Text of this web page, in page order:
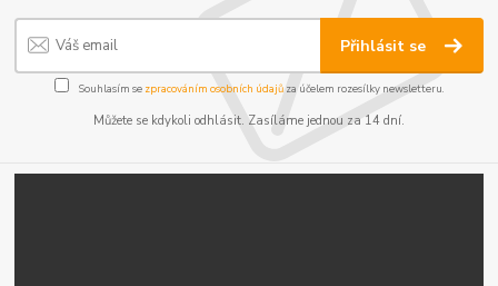
Přihlásit se
Souhlasím se zpracováním osobních údajůza účelem rozesílky newsletteru.
Můžete se kdykoli odhlásit. Zasíláme jednou za 14 dní.